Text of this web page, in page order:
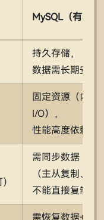
MySQL（有状态
持久存储，
数据需长期安全
固定资源（内存
I/O），
性能高度依赖配
需同步数据
（主从复制、集
不能直接复制
需恢复数据+状